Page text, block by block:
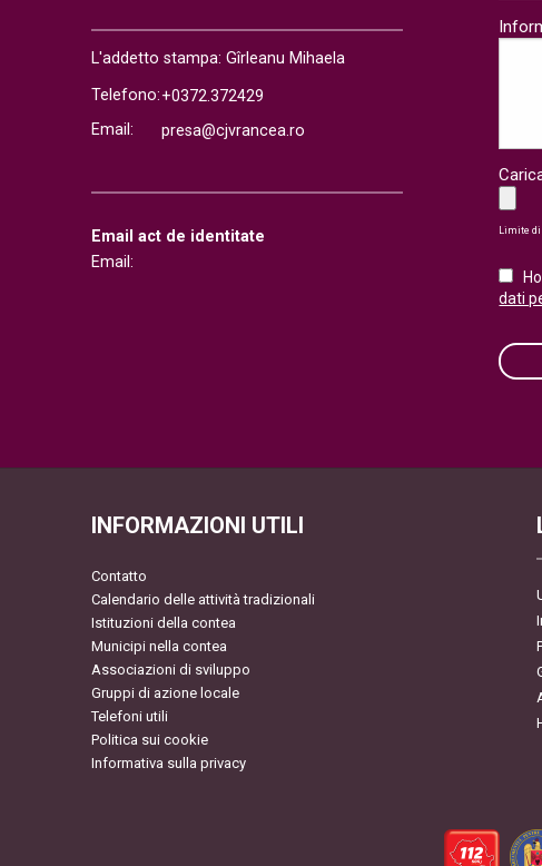
L'addetto stampa: Gîrleanu Mihaela
Telefono:+0372.372429
Email:
presa@cjvrancea.ro
Email act de identitate
Email:
Limite
dati
INFORMAZIONI UTILI
Contatto
Calendario delle attività tradizionali
Istituzioni della contea
Municipi nella contea
Associazioni di sviluppo
Gruppi di azione locale
Telefoni utili
Politica sui cookie
Informativa sulla privacy